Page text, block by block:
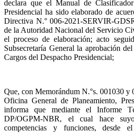
declara que el Manual de
Presidencial ha sido elaborado de
Directiva N.° 006-2021-SERVIR-
de la Autoridad Nacional del Servicio
el proceso de elaboración; acto
Subsecretaría General la aprobación
Cargos del Despacho Presidencial;
Que, con Memorándum N.°s. 001030
Oficina General de Planeamiento,
informa que mediante el Informe
DP/OGPM-NBR, el cual hace
competencias y funciones, desde